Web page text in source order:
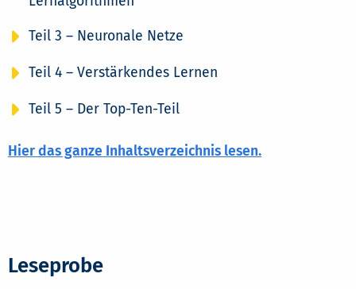
Teil 3 – Neuronale Netze
Teil 4 – Verstärkendes Lernen
Teil 5 – Der Top-Ten-Teil
Hier das ganze Inhaltsverzeichnis lesen.
Leseprobe